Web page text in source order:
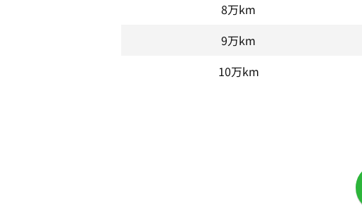
8万km
9万km
10万km